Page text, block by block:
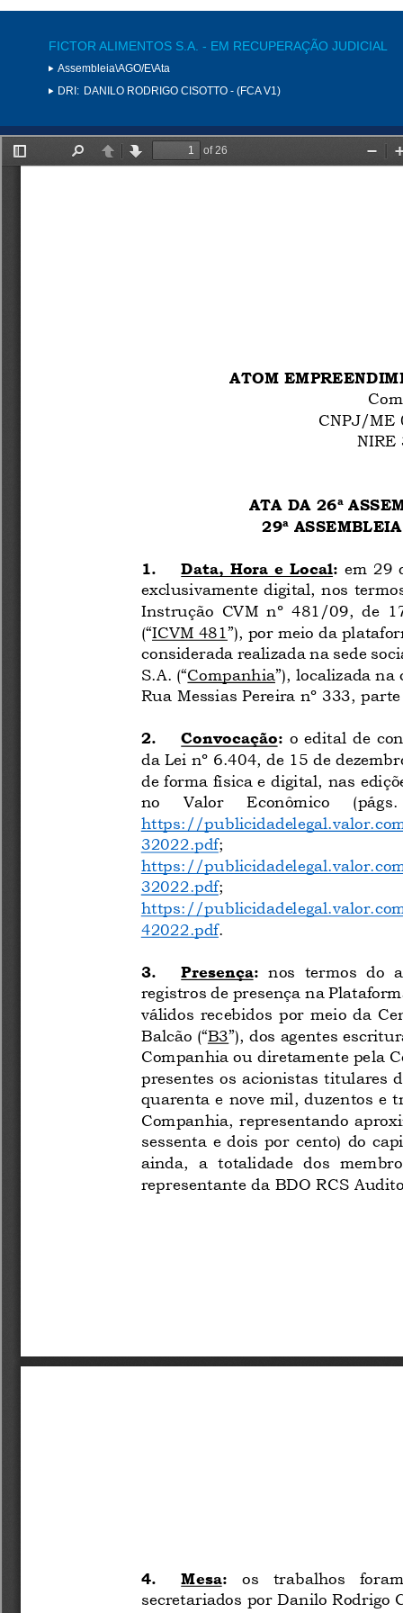
FICTOR ALIMENTOS S.A. - EM RECUPERAÇÃO JUDICIAL
Assembleia\AGO/E\Ata
DRI: DANILO RODRIGO CISOTTO - (FCA V1)